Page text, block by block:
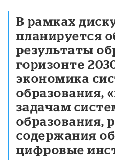
В рамках
планируется
результаты
горизонте
экономика
образования,
задачам
образования,
содержания
цифровые